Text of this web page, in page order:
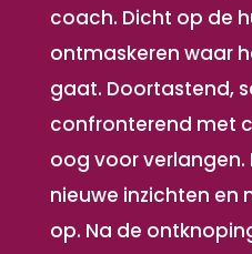
coach. Dicht op de
ontmaskeren waar
gaat. Doortastend,
confronterend met
oog voor verlangen.
nieuwe inzichten en
op. Na de